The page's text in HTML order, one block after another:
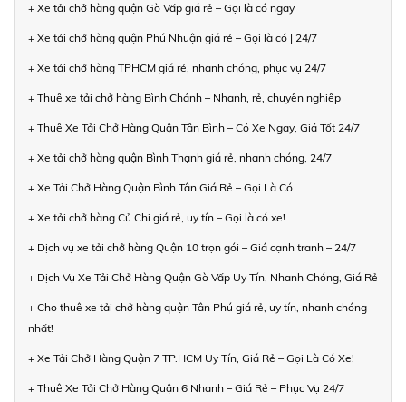
+ Xe tải chở hàng quận Gò Vấp giá rẻ – Gọi là có ngay
+ Xe tải chở hàng quận Phú Nhuận giá rẻ – Gọi là có | 24/7
+ Xe tải chở hàng TPHCM giá rẻ, nhanh chóng, phục vụ 24/7
+ Thuê xe tải chở hàng Bình Chánh – Nhanh, rẻ, chuyên nghiệp
+ Thuê Xe Tải Chở Hàng Quận Tân Bình – Có Xe Ngay, Giá Tốt 24/7
+ Xe tải chở hàng quận Bình Thạnh giá rẻ, nhanh chóng, 24/7
+ Xe Tải Chở Hàng Quận Bình Tân Giá Rẻ – Gọi Là Có
+ Xe tải chở hàng Củ Chi giá rẻ, uy tín – Gọi là có xe!
+ Dịch vụ xe tải chở hàng Quận 10 trọn gói – Giá cạnh tranh – 24/7
+ Dịch Vụ Xe Tải Chở Hàng Quận Gò Vấp Uy Tín, Nhanh Chóng, Giá Rẻ
+ Cho thuê xe tải chở hàng quận Tân Phú giá rẻ, uy tín, nhanh chóng
nhất!
+ Xe Tải Chở Hàng Quận 7 TP.HCM Uy Tín, Giá Rẻ – Gọi Là Có Xe!
+ Thuê Xe Tải Chở Hàng Quận 6 Nhanh – Giá Rẻ – Phục Vụ 24/7